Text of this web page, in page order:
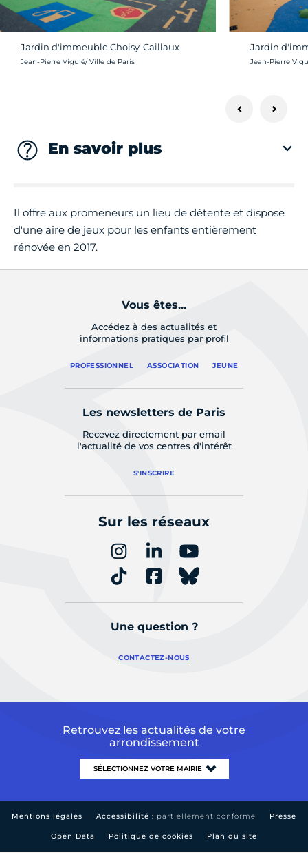
Jardin d'immeuble Choisy-Caillaux
Crédit photo :
Jean-Pierre Viguié/ Ville de Paris
Jardin
Crédit photo :
Jean-Pierre
En savoir plus
Il offre aux promeneurs un lieu de détente et dispose
d'une aire de jeux pour les enfants entièrement
rénovée en 2017.
Vous êtes...
Accédez à des actualités et
informations pratiques par profil
PROFESSIONNEL ASSOCIATION JEUNE
Les newsletters de Paris
Recevez directement par email
l'actualité de vos centres d'intérêt
S'INSCRIRE
Sur les réseaux
Une question ?
CONTACTEZ-NOUS
Retrouvez les actualités de votre
arrondissement
Mentions légales Accessibilité : partiellement conforme Presse
Open Data Politique de cookies Plan du site